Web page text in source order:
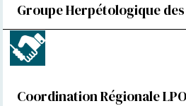
Groupe Herpétologique
Coordination Régionale